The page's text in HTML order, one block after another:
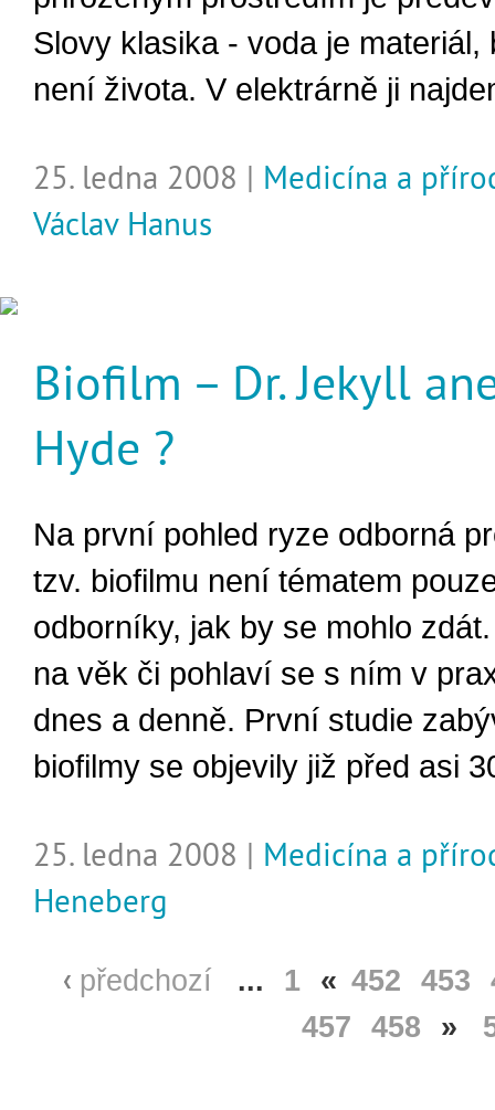
Slovy klasika - voda je materiál,
není života. V elektrárně ji
25. ledna 2008 | Medicína a
Václav Hanus
Biofilm – Dr. Jekyll
Hyde ?
Na první pohled ryze odborná
tzv. biofilmu není tématem
odborníky, jak by se mohlo
na věk či pohlaví se s ním v
dnes a denně. První studie
biofilmy se objevily již před asi
25. ledna 2008 | Medicína a
Heneberg
předchozí ... 1 « 452 453
457
458 »